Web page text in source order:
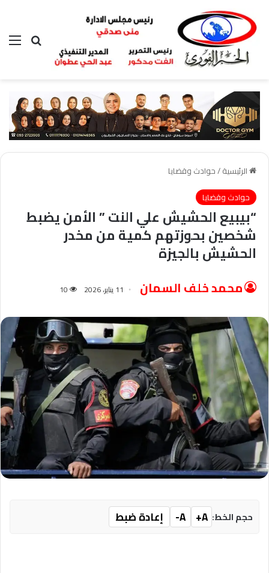
بحث عن
الرئيسية/حوادث وقضايا
حوادث وقضايا
“بيبيع الحشيش علي النت ” الأمن يضبط
شخصين بحوزتهم كمية من مخدر
الحشيش بالجيزة
محمد خلف السمان 11 يناير، 2026 10
حجم الخط: A+
A- إعادة ضبط